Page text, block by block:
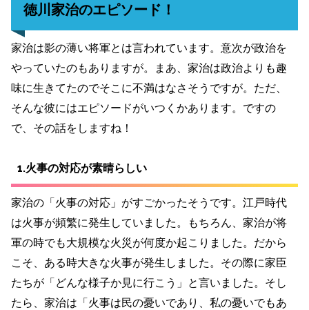
徳川家治のエピソード！
家治は影の薄い将軍とは言われています。意次が政治を
やっていたのもありますが。まあ、家治は政治よりも趣
味に生きてたのでそこに不満はなさそうですが。ただ、
そんな彼にはエピソードがいつくかあります。ですの
で、その話をしますね！
1.火事の対応が素晴らしい
家治の「火事の対応」がすごかったそうです。江戸時代
は火事が頻繁に発生していました。もちろん、家治が将
軍の時でも大規模な火災が何度か起こりました。だから
こそ、ある時大きな火事が発生しました。その際に家臣
たちが「どんな様子か見に行こう」と言いました。そし
たら、家治は「火事は民の憂いであり、私の憂いでもあ